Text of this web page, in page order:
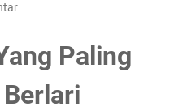
Paling